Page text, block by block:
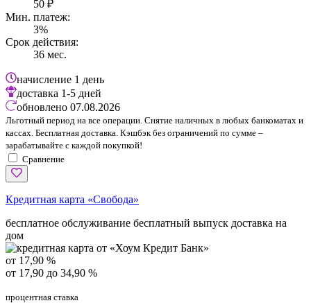
50 ₽
Мин. платеж:
3%
Срок действия:
36 мес.
начисление 1 день
доставка 1-5 дней
обновлено 07.08.2026
Льготный период на все операции. Снятие наличных в любых банкоматах и
кассах. Бесплатная доставка. Кэшбэк без ограничений по сумме –
зарабатывайте с каждой покупкой!
Сравнение
Кредитная карта «Свобода»
бесплатное обслуживание бесплатный выпуск доставка на
дом
от 17,90 %
от 17,90 до 34,90 %
процентная ставка